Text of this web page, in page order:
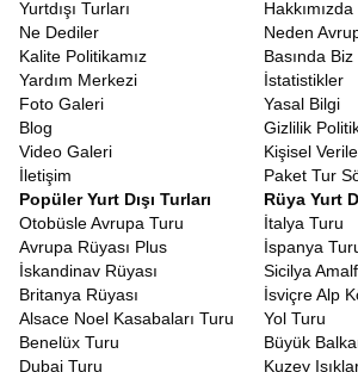
nadir rotalardan biridir. Bu kolaylık, özellikle
grupları ve ailesiyle rahat bir tatil geçirmek
bir nimettir.
Japonya Güney Kore Gezi Rehberi
Turlarımızda görev alan profesyonel
hakim, yerel kültürü çok iyi bilen ve size
değil, o yerlerin hikayesini anlatan
turumuz, canlı bir
Japonya Güney Kore
niteliğindedir. Hangi sokakta en iyi Ramen
en uygun hediyelik eşya alınır? Japon
Tüm bu soruların cevabını rehberlerimizden
Rehberlerimiz, size sadece turistik yerleri
yaşam tarzını, geleneklerini ve inançlarını da
tapınağında nasıl dua edileceğinden,
nasıl yemek yenileceğine kadar kültürel
Yurtdışı Turları
Ne Dediler
Kalite Politikamız
Yardım Merkezi
Foto Galeri
Blog
Video Galeri
İletişim
Hakkımızda
Neden
Basında Biz
İstatistikler
Yasal Bilgi
Gizlilik
Kişisel
Paket Tur
Popüler Yurt Dışı Turları
Otobüsle Avrupa Turu
Avrupa Rüyası Plus
İskandinav Rüyası
Britanya Rüyası
Alsace Noel Kasabaları Turu
Benelüx Turu
Dubai Turu
Rüya Yurt
İtalya Turu
İspanya
Sicilya
İsviçre Alp
Yol Turu
Büyük
Kuzey